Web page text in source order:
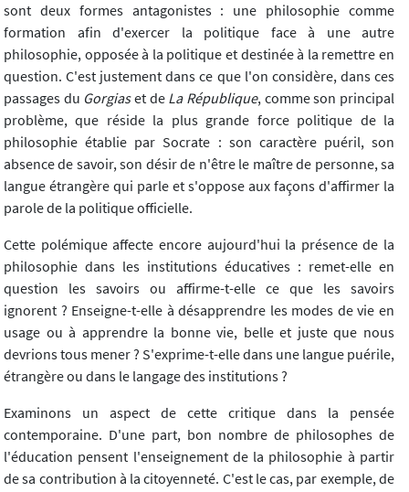
sont deux formes antagonistes : une philosophie comme
formation afin d'exercer la politique face à une autre
philosophie, opposée à la politique et destinée à la remettre en
question. C'est justement dans ce que l'on considère, dans ces
passages du Gorgiaset deLa République, comme son principal
problème, que réside la plus grande force politique de la
philosophie établie par Socrate : son caractère puéril, son
absence de savoir, son désir de n'être le maître de personne, sa
langue étrangère qui parle et s'oppose aux façons d'affirmer la
parole de la politique officielle.
Cette polémique affecte encore aujourd'hui la présence de la
philosophie dans les institutions éducatives : remet-elle en
question les savoirs ou affirme-t-elle ce que les savoirs
ignorent ? Enseigne-t-elle à désapprendre les modes de vie en
usage ou à apprendre la bonne vie, belle et juste que nous
devrions tous mener ? S'exprime-t-elle dans une langue puérile,
étrangère ou dans le langage des institutions ?
Examinons un aspect de cette critique dans la pensée
contemporaine. D'une part, bon nombre de philosophes de
l'éducation pensent l'enseignement de la philosophie à partir
de sa contribution à la citoyenneté. C'est le cas, par exemple, de